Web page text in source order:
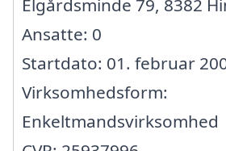
Elgårdsminde 79, 8382
Ansatte: 0
Startdato: 01. februar
Virksomhedsform:
Enkeltmandsvirksomhed